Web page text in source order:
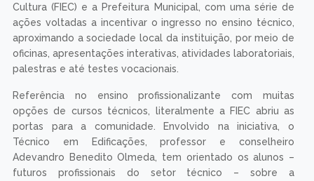
Cultura (FIEC) e a Prefeitura Municipal, com uma série de
ações voltadas a incentivar o ingresso no ensino técnico,
aproximando a sociedade local da instituição, por meio de
oficinas, apresentações interativas, atividades laboratoriais,
palestras e até testes vocacionais.
Referência no ensino profissionalizante com muitas
opções de cursos técnicos, literalmente a FIEC abriu as
portas para a comunidade. Envolvido na iniciativa, o
Técnico em Edificações, professor e conselheiro
Adevandro Benedito Olmeda, tem orientado os alunos –
futuros profissionais do setor técnico – sobre a